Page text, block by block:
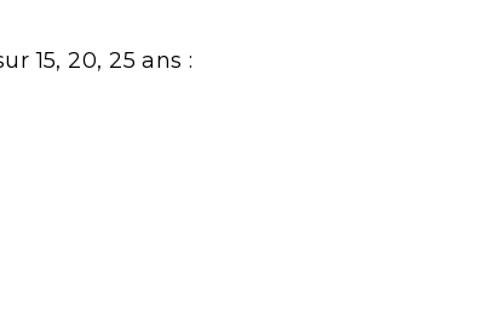
15, 20, 25 ans :